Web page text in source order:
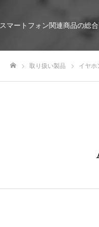
スマートフォン関連商品の総
取り扱い製品 イヤホ